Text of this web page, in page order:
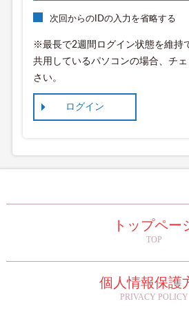
次回からのIDの入力を省略する
※最長で2週間ログイン状態を維持
共用しているパソコンの場合、チ
さい。
トップペー
TOP
個人情報保護
PRIVACY POLICY